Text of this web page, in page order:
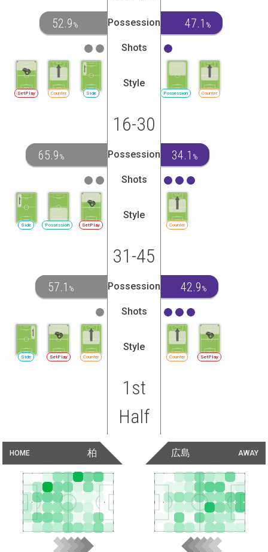
52.9 % Possession 47.1 %
Shots
Side
Counter
SetPlay
Style
Possession Counter
16-30
65.9 % Possession 34.1 %
Shots
SetPlay
Possession
Side
Style
Counter
31-45
57.1 % Possession 42.9 %
Shots
Counter
SetPlay
Side
Style
Counter SetPlay
1st
Half
HOME 柏 AWAY
広島